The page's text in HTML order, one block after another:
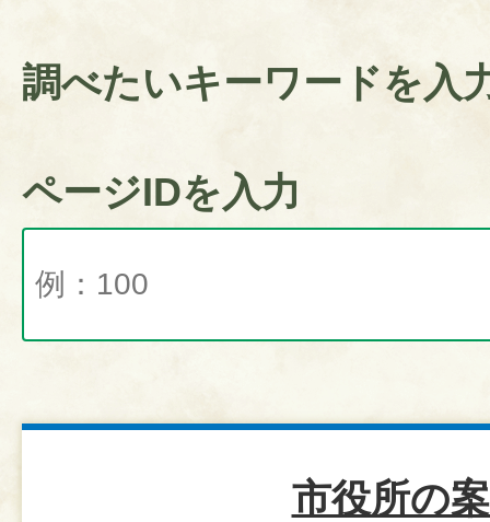
調べたいキーワードを入
ページIDを入力
市役所の